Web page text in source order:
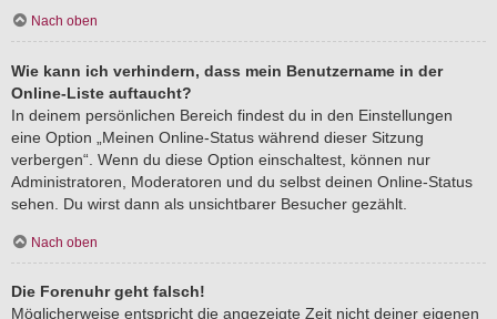
Nach oben
Wie kann ich verhindern, dass mein Benutzername in der
Online-Liste auftaucht?
In deinem persönlichen Bereich findest du in den Einstellungen
eine Option „Meinen Online-Status während dieser Sitzung
verbergen“. Wenn du diese Option einschaltest, können nur
Administratoren, Moderatoren und du selbst deinen Online-Status
sehen. Du wirst dann als unsichtbarer Besucher gezählt.
Nach oben
Die Forenuhr geht falsch!
Möglicherweise entspricht die angezeigte Zeit nicht deiner eigenen